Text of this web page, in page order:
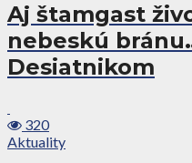
Aj štamgast
nebeskú
Desiatnikom
320
Aktuality